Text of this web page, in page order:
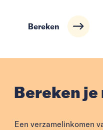
Bereken
Bereken
Een verzamelinkomen